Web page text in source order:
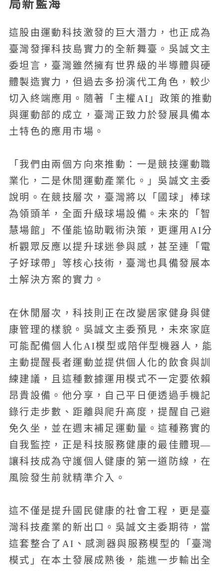
局新藍海
這股由運動科技激發的巨大潛力，也正成為
臺灣發揮科技島實力的全新舞臺。吳誠文主
委坦言，臺灣雖然擁有世界級的半導體與硬
體製造實力，但過去多扮演代工角色，較少
切入終端應用。隨著「主權AI」政策的推動
與運動部的成立，臺灣正致力於發展具備本
土特色的應用市場。
「我們由兩個方向來推動：一是競技運動職
業化，二是休閒運動產業化。」吳誠文主委
說明。在競技層次，臺灣將以「國球」棒球
為領頭羊，全面升級球場設備。未來的「智
慧場館」不僅能協助戰術決策，更運用AI分
析觀眾反應以提升球迷參與感，甚至連「電
子好球帶」等核心技術，臺灣也具備發展本
土解決方案的實力。
在休閒層次，科技則正在改變居家健身與健
康管理的樣貌。吳誠文主委預見，未來家庭
可能配備個人化AI模型或陪伴型機器人，能
主動提醒長者運動並提供個人化的飲食與訓
練建議，且這種數據運用模式不一定要依賴
昂貴設備。他分享，自己平日便透過手機記
錄行走步數、距離與爬升高度，提醒自己避
免久坐，並在週末補足運動量。這種務實的
自我監控，正是科技服務健康的最佳體現—
讓科技成為守護個人健康的第一道防線，在
風險發生前就精準介入。
這不僅是提升國民健康的社會工程，更是臺
灣科技產業的新出口。吳誠文主委期待，當
這套整合了AI、感測器與服務模型的「臺灣
模式」在本土發展成熟後，能進一步輸出全